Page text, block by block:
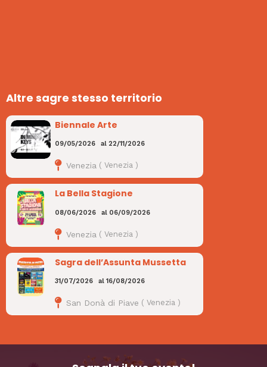
Altre sagre stesso territorio
Biennale Arte
09/05/2026 al 22/11/2026
Venezia ( Venezia)
La Bella Stagione
08/06/2026 al 06/09/2026
Venezia ( Venezia )
Sagra dell’Assunta Mussetta
31/07/2026 al 16/08/2026
San Donà di Piave ( Venezia)